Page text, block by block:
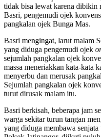
tidak bisa lewat karena dibikin
Basri, pengemudi ojek
pangkalan ojek Bunga Mas.
Basri mengingat, larut malam
yang diduga pengemudi ojek
sejumlah pangkalan ojek
massa meneriakkan kata-kata
menyerbu dan merusak
Sejumlah pangkalan ojek
turut dirusak malam itu.
Basri berkisah, beberapa jam
warga sekitar turun tangan
yang diduga membawa